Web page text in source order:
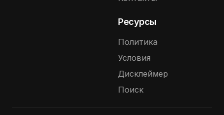
Ресурсы
Политика
Условия
Дисклеймер
Поиск